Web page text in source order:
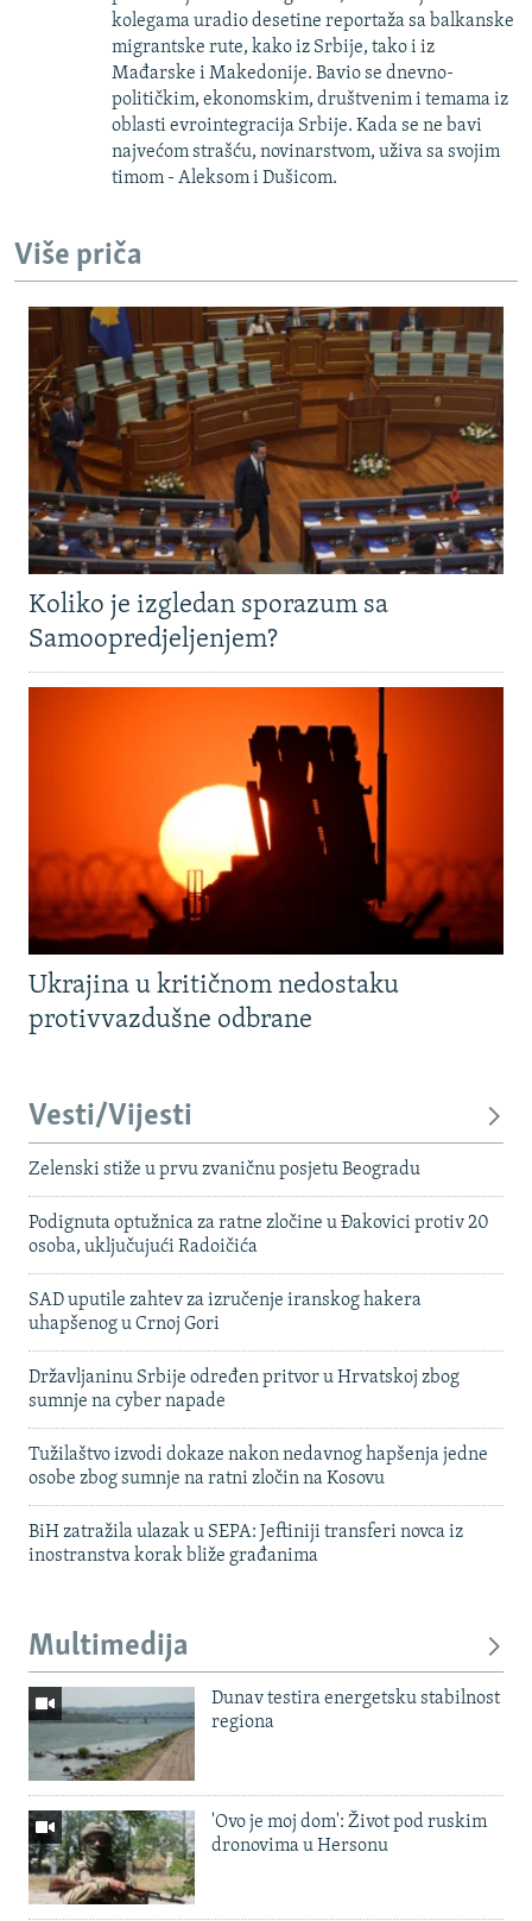
kolegama uradio desetine reportaža sa balkanske
migrantske rute, kako iz Srbije, tako i iz
Mađarske i Makedonije. Bavio se dnevno-
političkim, ekonomskim, društvenim i temama iz
oblasti evrointegracija Srbije. Kada se ne bavi
najvećom strašću, novinarstvom, uživa sa svojim
timom - Aleksom i Dušicom.
Više priča
Koliko je izgledan sporazum sa
Samoopredjeljenjem?
Ukrajina u kritičnom nedostaku
protivvazdušne odbrane
Vesti/Vijesti
Zelenski stiže u prvu zvaničnu posjetu Beogradu
Podignuta optužnica za ratne zločine u Đakovici protiv 20
osoba, uključujući Radoičića
SAD uputile zahtev za izručenje iranskog hakera
uhapšenog u Crnoj Gori
Državljaninu Srbije određen pritvor u Hrvatskoj zbog
sumnje na cyber napade
Tužilaštvo izvodi dokaze nakon nedavnog hapšenja jedne
osobe zbog sumnje na ratni zločin na Kosovu
BiH zatražila ulazak u SEPA: Jeftiniji transferi novca iz
inostranstva korak bliže građanima
Multimedija
Dunav testira energetsku stabilnost
regiona
'Ovo je moj dom': Život pod ruskim
dronovima u Hersonu